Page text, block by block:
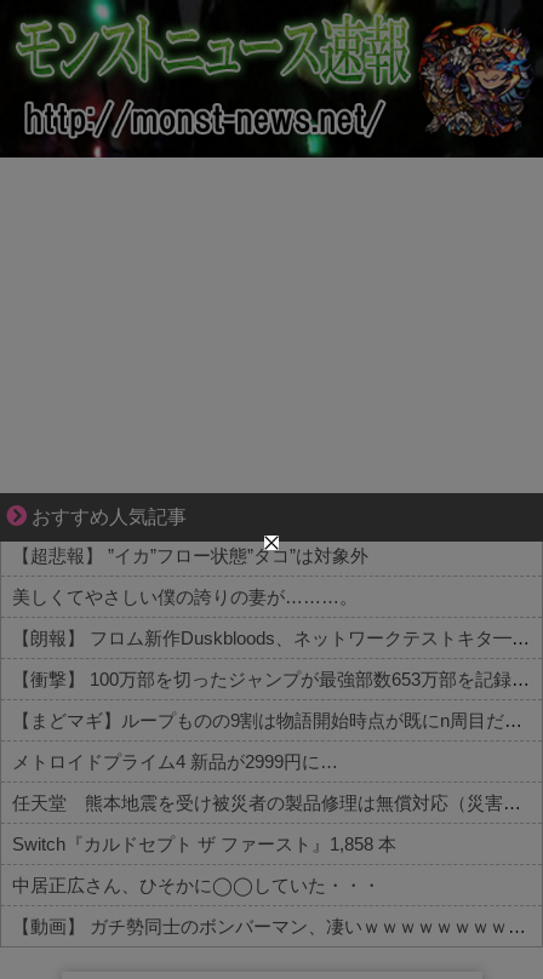
おすすめ人気記事
結婚生活の「当たり前」が壊れる瞬間
【超悲報】 ”イカ”フロー状態”タコ”は対象外
美しくてやさしい僕の誇りの妻が………。
【朗報】 フロム新作Duskbloods、ネットワークテストキタ━━━━(゜∀゜)━━━━!!
【衝撃】 100万部を切ったジャンプが最強部数653万部を記録した時の週刊少年ジャンプの面子がヤバすぎる
【まどマギ】ループものの9割は物語開始時点が既にn周目だったって仕掛けがあるよね
メトロイドプライム4 新品が2999円に…
任天堂 熊本地震を受け被災者の製品修理は無償対応（災害救助法適用地域） 義援金5000万円寄付
Switch『カルドセプト ザ ファースト』1,858 本
中居正広さん、ひそかに◯◯していた・・・
【動画】 ガチ勢同士のボンバーマン、凄いｗｗｗｗｗｗｗｗｗｗｗｗ